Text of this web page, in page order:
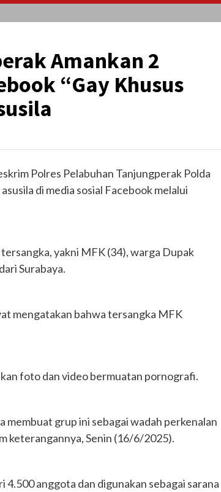
Amankan 2
“Gay Khusus
Polres Pelabuhan Tanjungperak Polda
di media sosial Facebook melalui
yakni MFK (34), warga Dupak
Surabaya.
mengatakan bahwa tersangka MFK
foto dan video bermuatan pornografi.
membuat grup ini sebagai wadah perkenalan
keterangannya, Senin (16/6/2025).
anggota dan digunakan sebagai sarana